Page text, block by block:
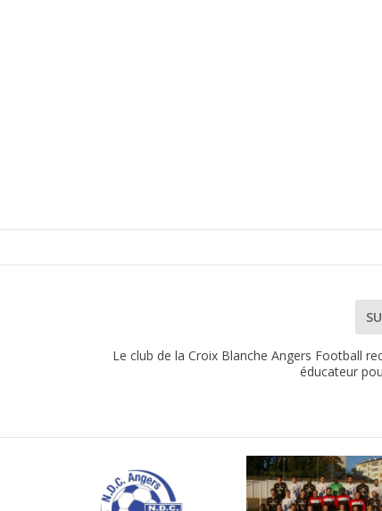
Le club de la Croix Blanche Angers Football
éducateur